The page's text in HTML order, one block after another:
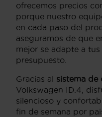
ofrecemos precios
porque nuestro
en cada paso del
aseguramos de que
mejor se adapte a
presupuesto.
Gracias al sistema de
Volkswagen ID.4,
silencioso y
fin de semana por